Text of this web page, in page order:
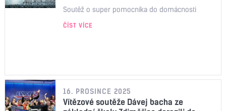
Soutěž o super pomocníka do domácnosti
ČÍST VÍCE
16. PROSINCE 2025
Vítězové soutěže Dávej bacha ze